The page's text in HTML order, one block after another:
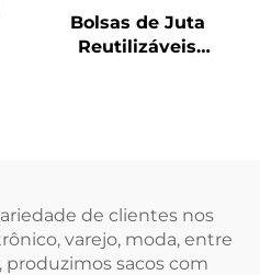
Bolsas de Juta
Reutilizáveis
Honra
de clientes nos
varejo, moda, entre
sacos com